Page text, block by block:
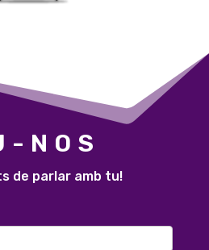
NOS
de parlar amb tu!